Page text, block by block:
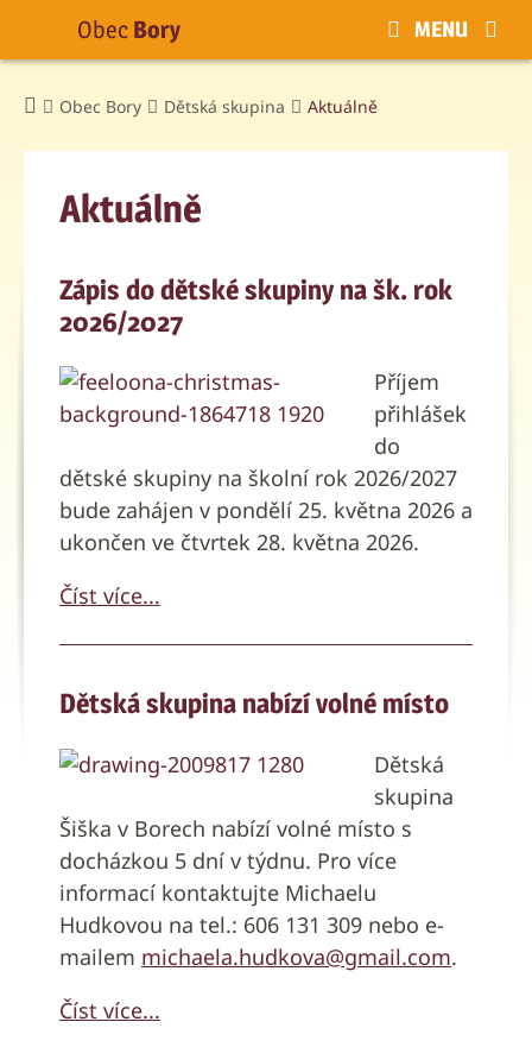
Obec Bory Dětská skupina Aktuálně
Aktuálně
Zápis do dětské skupiny na šk. rok
2026/2027
Příjem
přihlášek
do
dětské skupiny na školní rok 2026/2027
bude zahájen v pondělí 25. května 2026 a
ukončen ve čtvrtek 28. května 2026.
Číst více...
Dětská skupina nabízí volné místo
Dětská
skupina
Šiška v Borech nabízí volné místo s
docházkou 5 dní v týdnu. Pro více
informací kontaktujte Michaelu
Hudkovou na tel.: 606 131 309 nebo e-
mailem michaela.hudkova@gmail.com.
Číst více...
Obec Bory MENU